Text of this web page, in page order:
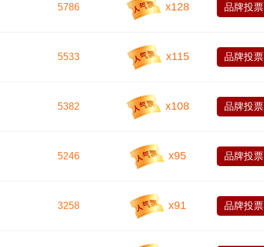
5786 x128 品牌投票
5533 x115 品牌投票
5382 x108 品牌投票
5246 x95 品牌投票
3258 x91 品牌投票